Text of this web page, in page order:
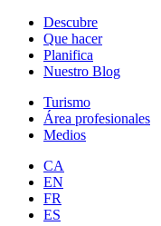
Descubre
Que hacer
Planifica
Nuestro Blog
Turismo
Área profesionales
Medios
CA
EN
FR
ES